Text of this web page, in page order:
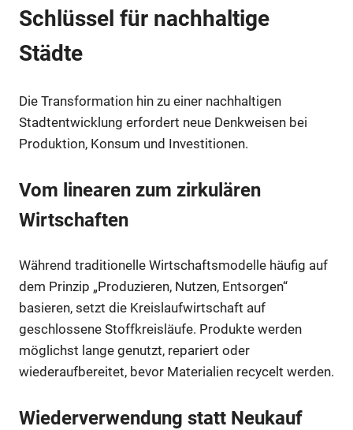
Schlüssel für nachhaltige
Städte
Die Transformation hin zu einer nachhaltigen
Stadtentwicklung erfordert neue Denkweisen bei
Produktion, Konsum und Investitionen.
Vom linearen zum zirkulären
Wirtschaften
Während traditionelle Wirtschaftsmodelle häufig auf
dem Prinzip „Produzieren, Nutzen, Entsorgen“
basieren, setzt die Kreislaufwirtschaft auf
geschlossene Stoffkreisläufe. Produkte werden
möglichst lange genutzt, repariert oder
wiederaufbereitet, bevor Materialien recycelt werden.
Wiederverwendung statt Neukauf